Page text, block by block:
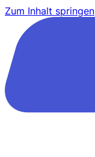
Zum Inhalt springen